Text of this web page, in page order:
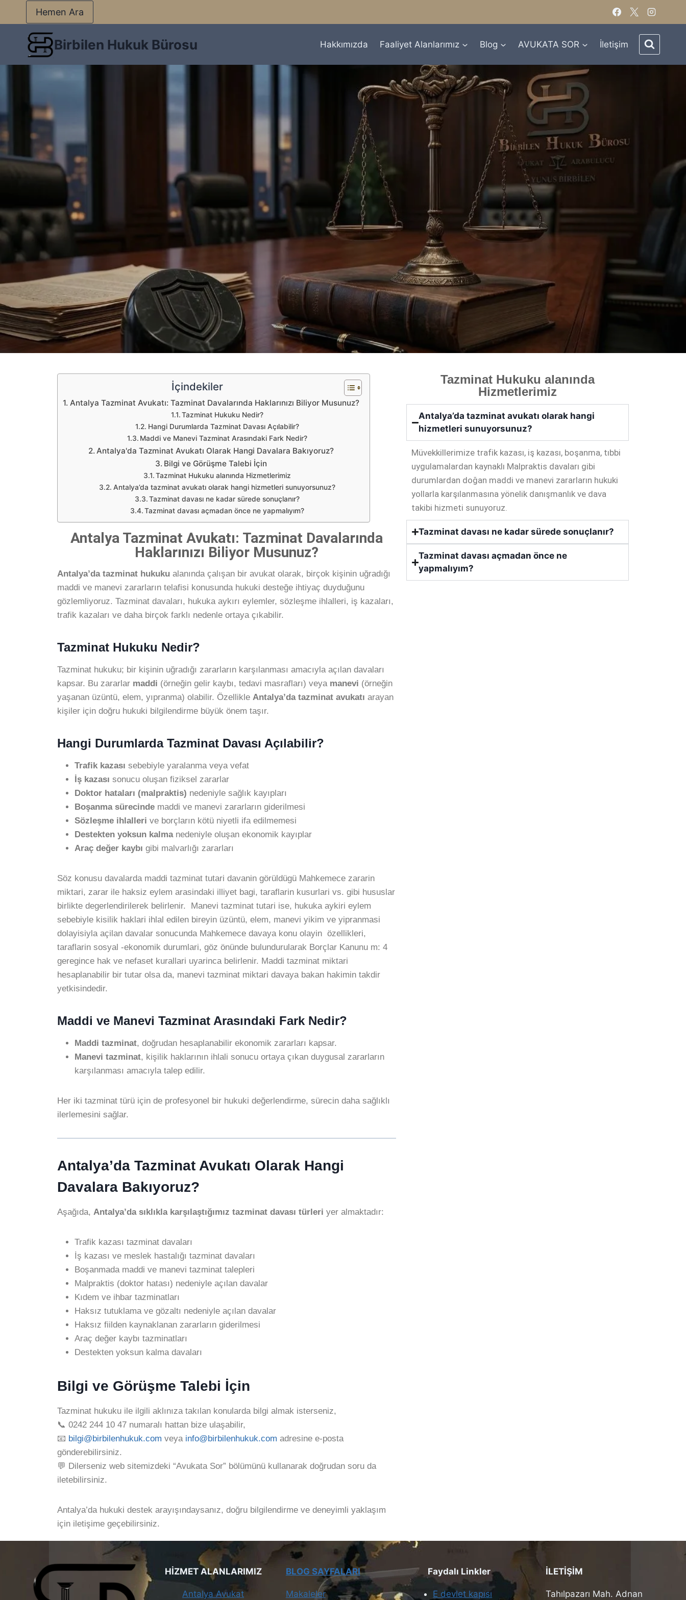
Hemen Ara
Birbilen Hukuk Bürosu Hakkımızda Faaliyet Alanlarımız Blog AVUKATA SOR İletişim
İçindekiler
Antalya Tazminat Avukatı: Tazminat Davalarında Haklarınızı Biliyor Musunuz?
Tazminat Hukuku Nedir?
Hangi Durumlarda Tazminat Davası Açılabilir?
Maddi ve Manevi Tazminat Arasındaki Fark Nedir?
Antalya'da Tazminat Avukatı Olarak Hangi Davalara Bakıyoruz?
Bilgi ve Görüşme Talebi İçin
Tazminat Hukuku alanında Hizmetlerimiz
Antalya’da tazminat avukatı olarak hangi hizmetleri sunuyorsunuz?
Tazminat davası ne kadar sürede sonuçlanır?
Tazminat davası açmadan önce ne yapmalıyım?
Antalya Tazminat Avukatı: Tazminat Davalarında
Haklarınızı Biliyor Musunuz?
Antalya’da tazminat hukuku alanında çalışan bir avukat olarak, birçok kişinin uğradığı
maddi ve manevi zararların telafisi konusunda hukuki desteğe ihtiyaç duyduğunu
gözlemliyoruz. Tazminat davaları, hukuka aykırı eylemler, sözleşme ihlalleri, iş kazaları,
trafik kazaları ve daha birçok farklı nedenle ortaya çıkabilir.
Tazminat Hukuku Nedir?
Tazminat hukuku; bir kişinin uğradığı zararların karşılanması amacıyla açılan davaları
kapsar. Bu zararlar maddi (örneğin gelir kaybı, tedavi masrafları) veya manevi (örneğin
yaşanan üzüntü, elem, yıpranma) olabilir. Özellikle Antalya’da tazminat avukatı arayan
kişiler için doğru hukuki bilgilendirme büyük önem taşır.
Hangi Durumlarda Tazminat Davası Açılabilir?
Trafik kazası sebebiyle yaralanma veya vefat
İş kazası sonucu oluşan fiziksel zararlar
Doktor hataları (malpraktis) nedeniyle sağlık kayıpları
Boşanma sürecinde maddi ve manevi zararların giderilmesi
Sözleşme ihlalleri ve borçların kötü niyetli ifa edilmemesi
Destekten yoksun kalmanedeniyle oluşan ekonomik kayıplar
Araç değer kaybı gibi malvarlığı zararları
Söz konusu davalarda maddi tazminat tutari davanin görüldügü Mahkemece zararin
miktari, zarar ile haksiz eylem arasindaki illiyet bagi, taraflarin kusurlari vs. gibi hususlar
birlikte degerlendirilerek belirlenir. Manevi tazminat tutari ise, hukuka aykiri eylem
sebebiyle kisilik haklari ihlal edilen bireyin üzüntü, elem, manevi yikim ve yipranmasi
dolayisiyla açilan davalar sonucunda Mahkemece davaya konu olayin özellikleri,
taraflarin sosyal -ekonomik durumlari, göz önünde bulundurularak Borçlar Kanunu m: 4
geregince hak ve nefaset kurallari uyarinca belirlenir. Maddi tazminat miktari
hesaplanabilir bir tutar olsa da, manevi tazminat miktari davaya bakan hakimin takdir
yetkisindedir.
Maddi ve Manevi Tazminat Arasındaki Fark Nedir?
Maddi tazminat, doğrudan hesaplanabilir ekonomik zararları kapsar.
Manevi tazminat, kişilik haklarının ihlali sonucu ortaya çıkan duygusal zararların
karşılanması amacıyla talep edilir.
Her iki tazminat türü için de profesyonel bir hukuki değerlendirme, sürecin daha sağlıklı
ilerlemesini sağlar.
Antalya’da Tazminat Avukatı Olarak Hangi
Davalara Bakıyoruz?
Aşağıda, Antalya’da sıklıkla karşılaştığımız tazminat davası türleri yer almaktadır:
Trafik kazası tazminat davaları
İş kazası ve meslek hastalığı tazminat davaları
Boşanmada maddi ve manevi tazminat talepleri
Malpraktis (doktor hatası) nedeniyle açılan davalar
Kıdem ve ihbar tazminatları
Haksız tutuklama ve gözaltı nedeniyle açılan davalar
Haksız fiilden kaynaklanan zararların giderilmesi
Araç değer kaybı tazminatları
Destekten yoksun kalma davaları
Bilgi ve Görüşme Talebi İçin
Tazminat hukuku ile ilgili aklınıza takılan konularda bilgi almak isterseniz,
📞 0242 244 10 47 numaralı hattan bize ulaşabilir,
📧 bilgi@birbilenhukuk.com veya info@birbilenhukuk.com adresine e-posta
gönderebilirsiniz.
💬 Dilerseniz web sitemizdeki “Avukata Sor” bölümünü kullanarak doğrudan soru da
iletebilirsiniz.
Antalya’da hukuki destek arayışındaysanız, doğru bilgilendirme ve deneyimli yaklaşım
için iletişime geçebilirsiniz.
Tazminat Hukuku alanında
Hizmetlerimiz
Antalya’da tazminat avukatı olarak hangi
hizmetleri sunuyorsunuz?
Müvekkillerimize trafik kazası, iş kazası, boşanma, tıbbi
uygulamalardan kaynaklı Malpraktis davaları gibi
durumlardan doğan maddi ve manevi zararların hukuki
yollarla karşılanmasına yönelik danışmanlık ve dava
takibi hizmeti sunuyoruz.
Tazminat davası ne kadar sürede sonuçlanır?
Tazminat davası açmadan önce ne
yapmalıyım?
HİZMET ALANLARIMIZ
Antalya Avukat
BLOG SAYFALARI
Makaleler
Faydalı Linkler
E devlet kapısı
İLETİŞİM
Tahılpazarı Mah. Adnan